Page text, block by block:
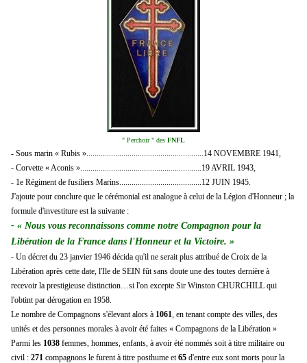
" Perchoir " des FNFL
- Sous marin « Rubis ».........................................................14 NOVEMBRE 1941,
- Corvette « Aconis »...........................................................19 AVRIL 1943,
- 1e Régiment de fusiliers Marins........................................12 JUIN 1945.
J'ajoute pour conclure que le cérémonial est analogue à celui de la Légion d'Honneur ; la
formule d'investiture est la suivante :
- « Nous vous reconnaissons comme notre Compagnon pour la
Libération de la France dans l'Honneur et la Victoire. »
- Un décret du 23 janvier 1946 décida qu'il ne serait plus attribué de Croix de la
Libération après cette date, l'Ile de SEIN fût sans doute une des toutes dernière à
recevoir la prestigieuse distinction…si l'on excepte Sir Winston CHURCHILL qui
l'obtint par dérogation en 1958.
Le nombre de Compagnons s'élevant alors à 1061 , en tenant compte des villes, des
unités et des personnes morales à avoir été faites « Compagnons de la Libération »
Parmi les 1038 femmes, hommes, enfants, à avoir été nommés soit à titre militaire ou
civil : 271 compagnons le furent à titre posthume et 65 d'entre eux sont morts pour la